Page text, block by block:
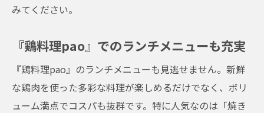
みてください。
『鶏料理pao』でのランチメニューも充実
『鶏料理pao』のランチメニューも見逃せません。新鮮
な鶏肉を使った多彩な料理が楽しめるだけでなく、ボリ
ューム満点でコスパも抜群です。特に人気なのは「焼き